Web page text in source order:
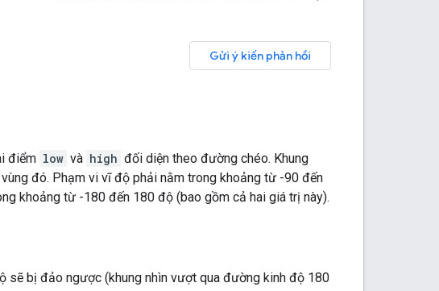
Gửi ý kiến phản hồi
điểm low và high đối diện theo đường chéo. Khung
đó. Phạm vi vĩ độ phải nằm trong khoảng từ -90 đến
khoảng từ -180 đến 180 độ (bao gồm cả hai giá trị này).
sẽ bị đảo ngược (khung nhìn vượt qua đường kinh độ 180